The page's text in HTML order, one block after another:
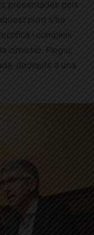
presentades pels
punt s’ha
i compleix
dimissió. Plegui,
dediqui’s a una